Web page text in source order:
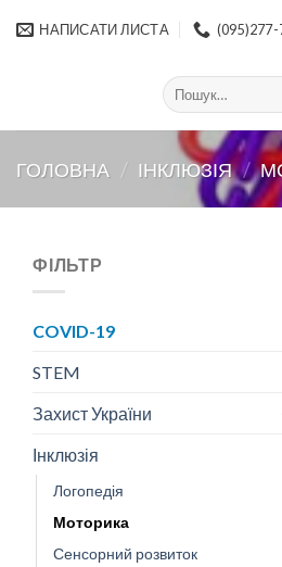
НАПИСАТИ ЛИСТА
Шукати:
ГОЛОВНА / ІНКЛЮЗІЯ /
ФІЛЬТР
COVID-19
STEM
Захист України
Інклюзія
Логопедія
Моторика
Сенсорний розвиток